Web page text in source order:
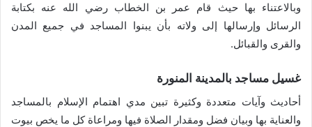
وبالاعتناء بها حيث قام عمر بن الخطاب رضي الله عنه بكتابة
الرسائل وإرسالها إلى ولاته بأن يبنوا المساجد في جميع المدن
والقرى والقبائل.
غسيل مساجد بالمدينة المنورة
أحاديث وآيات متعددة وكثيرة تبين مدي اهتمام الإسلام بالمساجد
والعناية بها وبيان فضل ومقدار الصلاة فيها ومراعاة كل ما يخص بيوت